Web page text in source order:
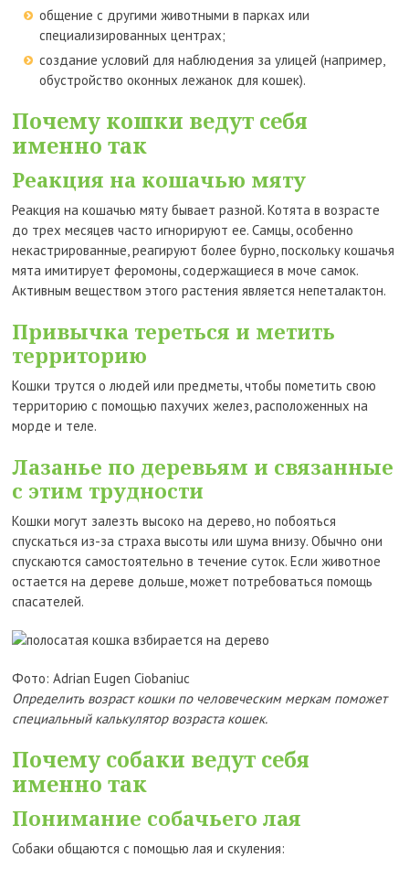
общение с другими животными в парках или
специализированных центрах;
создание условий для наблюдения за улицей (например,
обустройство оконных лежанок для кошек).
Почему кошки ведут себя
именно так
Реакция на кошачью мяту
Реакция на кошачью мяту бывает разной. Котята в возрасте
до трех месяцев часто игнорируют ее. Самцы, особенно
некастрированные, реагируют более бурно, поскольку кошачья
мята имитирует феромоны, содержащиеся в моче самок.
Активным веществом этого растения является непеталактон.
Привычка тереться и метить
территорию
Кошки трутся о людей или предметы, чтобы пометить свою
территорию с помощью пахучих желез, расположенных на
морде и теле.
Лазанье по деревьям и связанные
с этим трудности
Кошки могут залезть высоко на дерево, но побояться
спускаться из-за страха высоты или шума внизу. Обычно они
спускаются самостоятельно в течение суток. Если животное
остается на дереве дольше, может потребоваться помощь
спасателей.
Фото: Adrian Eugen Ciobaniuc
Определить возраст кошки по человеческим меркам поможет
специальный калькулятор возраста кошек.
Почему собаки ведут себя
именно так
Понимание собачьего лая
Собаки общаются с помощью лая и скуления: